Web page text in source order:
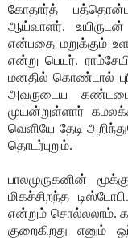
கோதார்த்
ஆய்வாளர்.
என்பதை மறுக்கும்
என்று பெயர்.
மனதில் கொண்டால்
அவருடைய
முயன்றுள்ளார்
வெளியே தேடி
தொடர்புறும்.
பாலமுருகனின்
மிகச்சிறந்த
என்றும் சொல்லலாம்.
குறைகிறது